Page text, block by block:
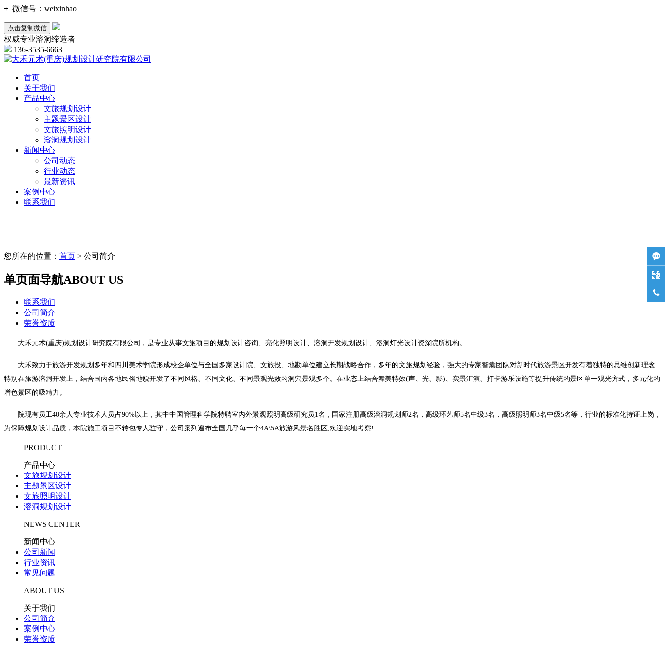
+ 微信号： weixinhao
点击复制微信
权威专业溶洞缔造者
136-3535-6663
首页
关于我们
产品中心
文旅规划设计
主题景区设计
文旅照明设计
溶洞规划设计
新闻中心
公司动态
行业动态
最新资讯
案例中心
联系我们
您所在的位置： 首页 > 公司简介
单页面导航ABOUT US
联系我们
公司简介
荣誉资质
大禾元术(重庆)规划设计研究院有限公司，是专业从事文旅项目的规划设计咨询、亮化照明设计、溶洞开发规划设计、溶洞灯光设计资深院所机构。
大禾致力于旅游开发规划多年和四川美术学院形成校企单位与全国多家设计院、文旅投、地勘单位建立长期战略合作，多年的文旅规划经验，强大的专家智囊团队对新时代旅游景区开发有着独特的思维创新理念
特别在旅游溶洞开发上，结合国内各地民俗地貌开发了不同风格、不同文化、不同景观光效的洞穴景观多个。在业态上结合舞美特效(声、光、影)、实景汇演、打卡游乐设施等提升传统的景区单一观光方式，多元化的
增色景区的吸精力。
院现有员工40余人专业技术人员占90%以上，其中中国管理科学院特聘室内外景观照明高级研究员1名，国家注册高级溶洞规划师2名，高级环艺师5名中级3名，高级照明师3名中级5名等，行业的标准化持证上岗，
为保障规划设计品质，本院施工项目不转包专人驻守，公司案列遍布全国几乎每一个4A\5A旅游风景名胜区,欢迎实地考察!
PRODUCT
产品中心
文旅规划设计
主题景区设计
文旅照明设计
溶洞规划设计
NEWS CENTER
新闻中心
公司新闻
行业资讯
常见问题
ABOUT US
关于我们
公司简介
案例中心
荣誉资质


